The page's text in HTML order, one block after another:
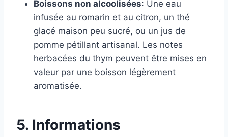
Boissons non alcoolisées: Une eau
infusée au romarin et au citron, un thé
glacé maison peu sucré, ou un jus de
pomme pétillant artisanal. Les notes
herbacées du thym peuvent être mises en
valeur par une boisson légèrement
aromatisée.
5. Informations